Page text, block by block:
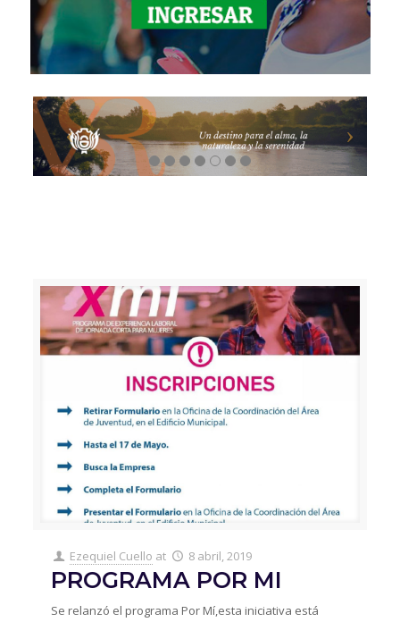
Ezequiel Cuello at 8 abril, 2019
PROGRAMA POR MI
Se relanzó el programa Por Mí,esta iniciativa está